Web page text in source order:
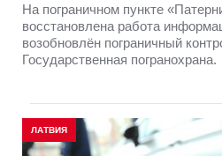
На пограничном пункте
восстановлена работа
возобновлён пограничный
Государственная погранохрана.
ЛАТВИЯ